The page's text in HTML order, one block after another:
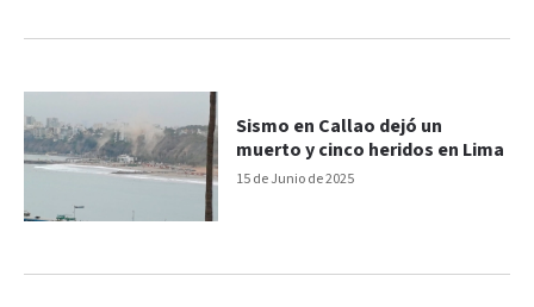
15 de Junio de 2025
Sismo en Callao dejó un
muerto y cinco heridos en Lima